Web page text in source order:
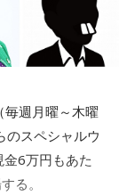
だってすごい
週月曜～木曜
スペシャルウ
6万円もあた
る。